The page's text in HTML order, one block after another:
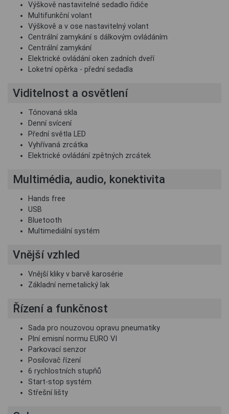
Výškově nastavitelné sedadlo řidiče
Multifunkční volant
Výškově a v ose nastavitelný volant
Centrální zamykání s dálkovým ovládáním
Centrální zamykání
Elektrické ovládání oken zadních dveří
Loketní opěrka - přední sedadla
Viditelnost a osvětlení
Tónovaná skla
Denní svícení
Přední světla LED
Vyhřívaná zrcátka
Elektrické ovládání zpětných zrcátek
Multimédia, audio, konektivita
Hands free
USB
Bluetooth
Multimediální systém
Vnější vzhled
Vnější kliky v barvě karosérie
Základní nemetalický lak
Řízení a funkčnost
Sada pro nouzovou opravu pneumatiky
Plní emisní normu EURO VI
Parkovací senzor
Posilovač řízení
6 rychlostních stupňů
Start-stop systém
Střešní lišty